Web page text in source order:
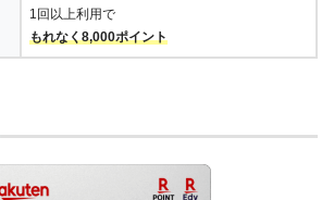
1回以上利用で
もれなく8,000ポイント